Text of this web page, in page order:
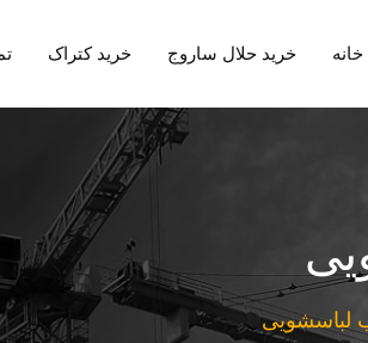
خانه خرید حلال ساروج خرید کتراک
لباسشویی